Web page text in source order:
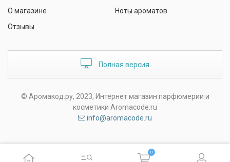
О магазине
Отзывы
Ноты ароматов
Полная версия
© Аромакод.ру, 2023, Интернет магазин парфюмерии и
косметики Aromacode.ru
info@aromacode.ru
0